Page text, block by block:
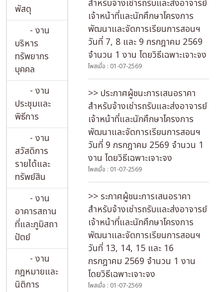
พัสดุ
- งาน
บริหาร
ทรัพยากร
บุคคล
- งาน
ประชุมและ
พิธีการ
- งาน
สวัสดิการ
รายได้และ
ทรัพย์สิน
- งาน
อาคารสถาน
ที่และภูมิสถา
ปัตย์
- งาน
กฎหมายและ
นิติการ
สำหรับจ้างเช่ารถรับและส่งอาจารย์
เจ้าหน้าที่และนักศึกษาโครงการ
พัฒนาและจัดการเรียนการสอนฯ
วันที่ 7, 8 และ 9 กรกฎาคม 2569
จำนวน 1 งาน โดยวิธีเฉพาะเจาะจง
โพสเมื่อ : 01-07-2569
>> ประกาศผู้ชนะการเสนอราคา
สำหรับจ้างเช่ารถรับและส่งอาจารย์
เจ้าหน้าที่และนักศึกษาโครงการ
พัฒนาและจัดการเรียนการสอนฯ
วันที่ 9 กรกฎาคม 2569 จำนวน 1
งาน โดยวิธีเฉพาะเจาะจง
โพสเมื่อ : 01-07-2569
>> ระกาศผู้ชนะการเสนอราคา
สำหรับจ้างเช่ารถรับและส่งอาจารย์
เจ้าหน้าที่และนักศึกษาโครงการ
พัฒนาและจัดการเรียนการสอนฯ
วันที่ 13, 14, 15 และ 16
กรกฎาคม 2569 จำนวน 1 งาน
โดยวิธีเฉพาะเจาะจง
โพสเมื่อ : 01-07-2569